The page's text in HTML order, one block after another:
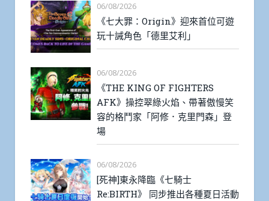
06/08/2026
《七大罪：Origin》迎來首位可遊
玩十誡角色「德里艾利」
06/08/2026
《THE KING OF FIGHTERS
AFK》操控翠綠火焰、帶著傲慢笑
容的格鬥家「阿修．克里門森」登
場
06/08/2026
[死神]東永降臨《七騎士
Re:BIRTH》 同步推出各種夏日活動